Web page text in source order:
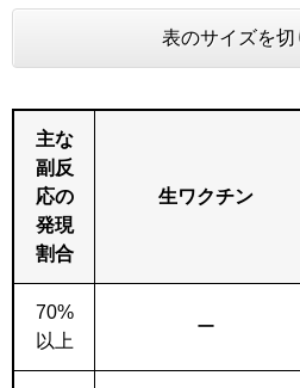
表のサイズを切
主な
副反
応の
発現
割合
生ワクチン
70%
以上
ー